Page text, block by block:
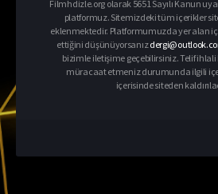
Filmhdizle.org olarak 5651 Sayılı Kanun
platformuz. Sitemizdeki tüm içerikler
eklenmektedir. Platformumuzda yer alan
ettiğini düşünüyorsanız
bizimle iletişime geçebilirsiniz. Telif
müracaat etmeniz durumunda ilgili
içerisinde siteden